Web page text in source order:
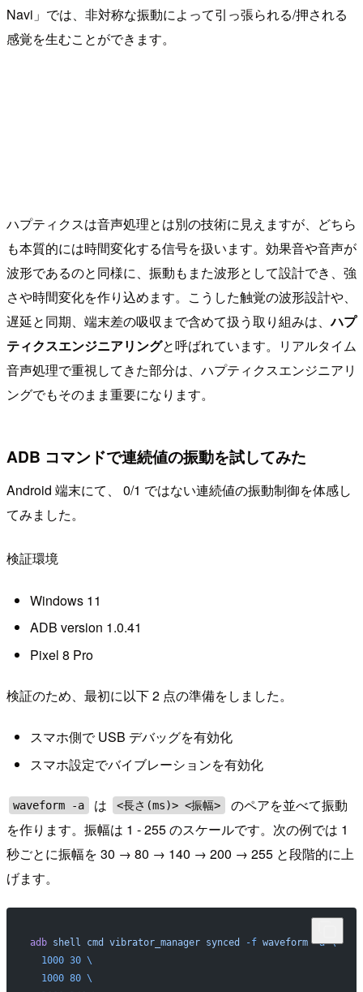
Navi」では、非対称な振動によって引っ張られる/押される
感覚を生むことができます。
ハプティクスは音声処理とは別の技術に見えますが、どちら
も本質的には時間変化する信号を扱います。効果音や音声が
波形であるのと同様に、振動もまた波形として設計でき、強
さや時間変化を作り込めます。こうした触覚の波形設計や、
遅延と同期、端末差の吸収まで含めて扱う取り組みは、ハプ
ティクスエンジニアリングと呼ばれています。リアルタイム
音声処理で重視してきた部分は、ハプティクスエンジニアリ
ングでもそのまま重要になります。
ADB コマンドで連続値の振動を試してみた
Android 端末にて、 0/1 ではない連続値の振動制御を体感し
てみました。
検証環境
Windows 11
ADB version 1.0.41
Pixel 8 Pro
検証のため、最初に以下 2 点の準備をしました。
スマホ側で USB デバッグを有効化
スマホ設定でバイブレーションを有効化
waveform -a は <長さ(ms)> <振幅>
のペアを並べて振動
を作ります。振幅は 1 - 255 のスケールです。次の例では 1
秒ごとに振幅を 30 → 80 → 140 → 200 → 255 と段階的に上
げます。
adb shell cmd vibrator_manager synced -f waveform -a \
  1000
30 \
  1000
80 \